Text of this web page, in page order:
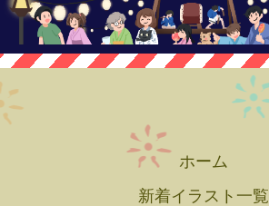
ホーム
新着イラスト一覧